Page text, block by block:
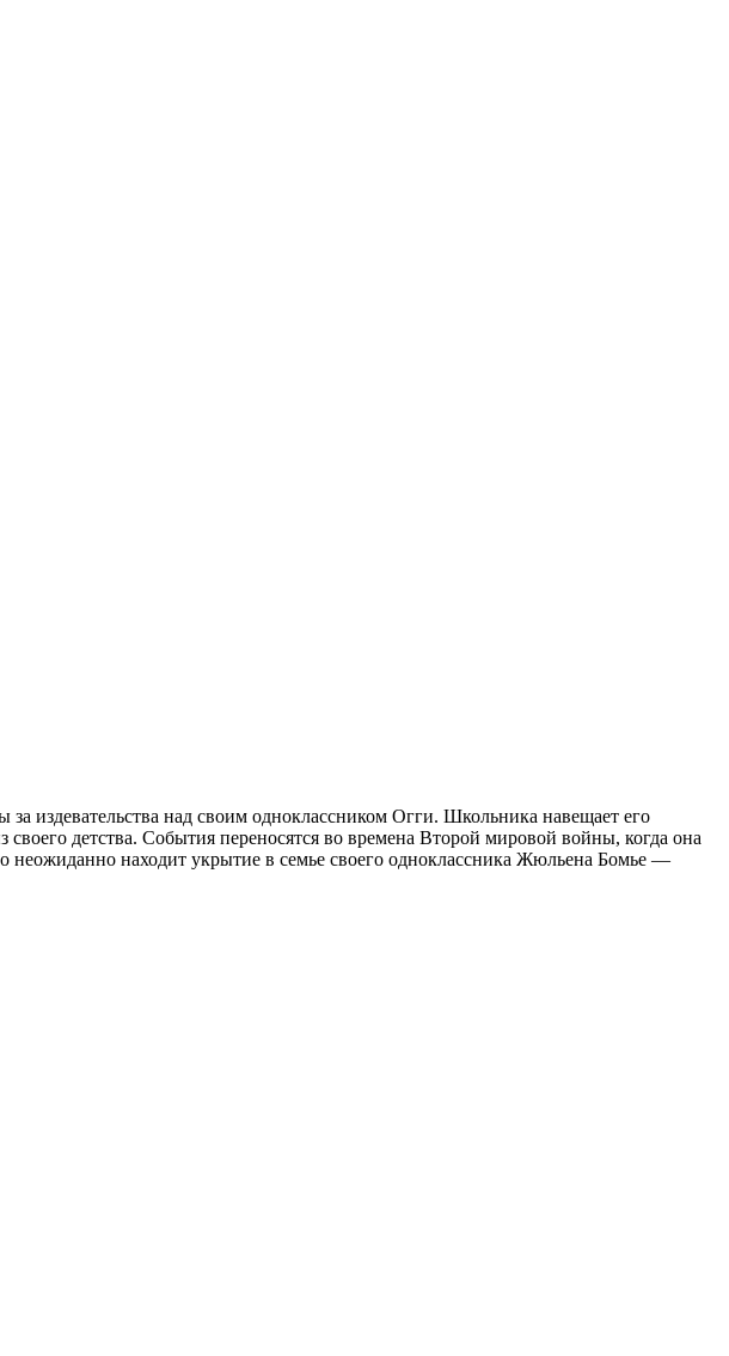
издевательства над своим одноклассником Огги. Школьника навещает его
детства. События переносятся во времена Второй мировой войны, когда она
находит укрытие в семье своего одноклассника Жюльена Бомье —